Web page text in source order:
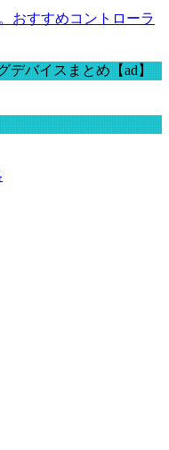
おすすめコントローラ
デバイスまとめ【ad】